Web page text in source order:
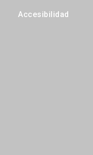
Accesibilidad